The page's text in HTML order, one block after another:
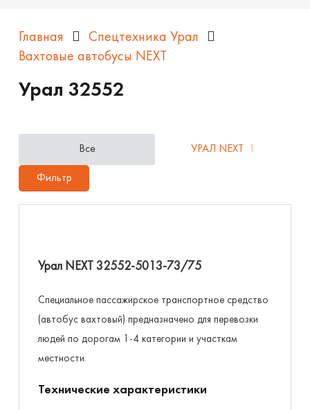
Главная
Спецтехника Урал
Вахтовые автобусы NEXT
Урал 32552
Все УРАЛ NEXT
Фильтр
Урал NEXT 32552-5013-73/75
Специальное пассажирское транспортное средство
(автобус вахтовый) предназначено для перевозки
людей по дорогам 1-4 категории и участкам
местности.
Технические характеристики